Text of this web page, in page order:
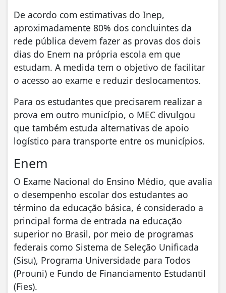
De acordo com estimativas do Inep,
aproximadamente 80% dos concluintes da
rede pública devem fazer as provas dos dois
dias do Enem na própria escola em que
estudam. A medida tem o objetivo de facilitar
o acesso ao exame e reduzir deslocamentos.
Para os estudantes que precisarem realizar a
prova em outro município, o MEC divulgou
que também estuda alternativas de apoio
logístico para transporte entre os municípios.
Enem
O Exame Nacional do Ensino Médio, que avalia
o desempenho escolar dos estudantes ao
término da educação básica, é considerado a
principal forma de entrada na educação
superior no Brasil, por meio de programas
federais como Sistema de Seleção Unificada
(Sisu), Programa Universidade para Todos
(Prouni) e Fundo de Financiamento Estudantil
(Fies).